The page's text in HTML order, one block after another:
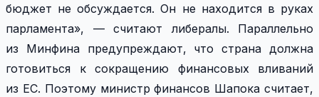
бюджет не обсуждается. Он не находится в руках
парламента», — считают либералы. Параллельно
из Минфина предупреждают, что страна должна
готовиться к сокращению финансовых вливаний
из ЕС. Поэтому министр финансов Шапока считает,